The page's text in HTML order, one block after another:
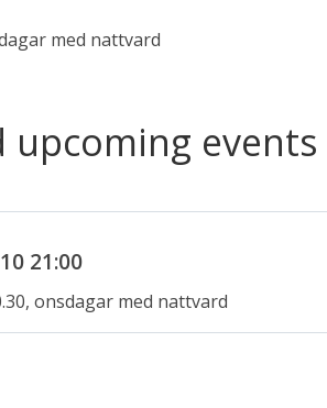
med nattvard
upcoming events
21:00
onsdagar med nattvard